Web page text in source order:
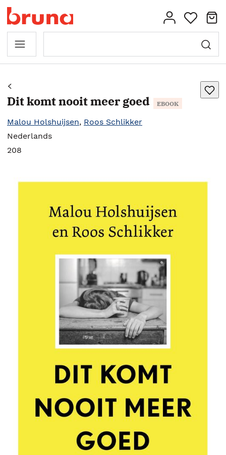
Dit komt nooit meer goed EBOOK
Malou Holshuijsen, Roos Schlikker
Nederlands
208